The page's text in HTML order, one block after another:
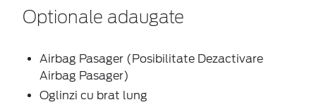
Optionale adaugate
Airbag Pasager (Posibilitate Dezactivare
Airbag Pasager)
Oglinzi cu brat lung